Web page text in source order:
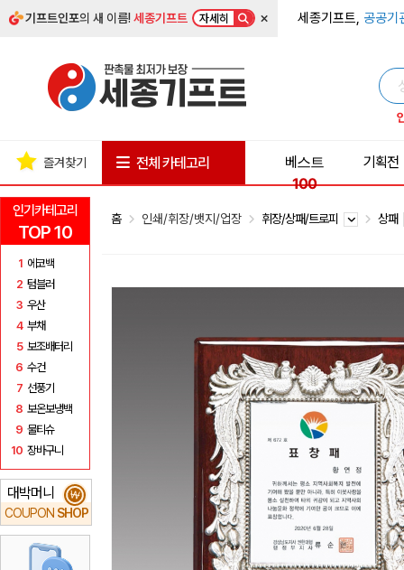
기프트인포의 새 이름!세종기프트 자세히 × 세종기프트, 공공기
인기카테고리
TOP 10
1 에코백
2 텀블러
3 우산
4 부채
5 보조배터리
6 수건
7 선풍기
8 보온보냉백
9 물티슈
10 장바구니
대박머니
COUPON SHOP
₩
즐겨찾기 전체 카테고리
베스트
100
기획전
홈 인쇄/휘장/뱃지/업장 휘장/상패/트로피 상패